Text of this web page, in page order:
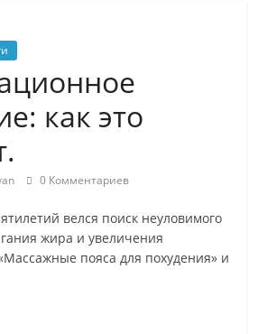
как это
0 Комментариев
велся поиск неуловимого
жира и увеличения
пояса для похудения» и